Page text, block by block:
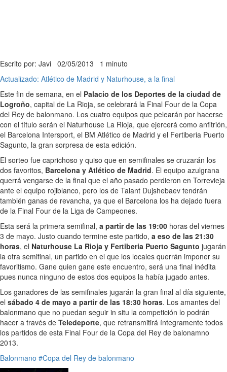
Escrito por: Javi 02/05/2013 1 minuto
Actualizado: Atlético de Madrid y Naturhouse, a la final
Este fin de semana, en el Palacio de los Deportes de la ciudad de
Logroño, capital de La Rioja, se celebrará la Final Four de la Copa
del Rey de balonmano. Los cuatro equipos que pelearán por hacerse
con el título serán el Naturhouse La Rioja, que ejercerá como anfitrión,
el Barcelona Intersport, el BM Atlético de Madrid y el Fertiberia Puerto
Sagunto, la gran sorpresa de esta edición.
El sorteo fue caprichoso y quiso que en semifinales se cruzarán los
dos favoritos, Barcelona y Atlético de Madrid. El equipo azulgrana
querrá vengarse de la final que el año pasado perdieron en Torrevieja
ante el equipo rojiblanco, pero los de Talant Dujshebaev tendrán
también ganas de revancha, ya que el Barcelona los ha dejado fuera
de la Final Four de la Liga de Campeones.
Esta será la primera semifinal, a partir de las 19:00 horas del viernes
3 de mayo. Justo cuando termine este partido, a eso de las 21:30
horas, el Naturhouse La Rioja y Fertiberia Puerto Sagunto jugarán
la otra semifinal, un partido en el que los locales querrán imponer su
favoritismo. Gane quien gane este encuentro, será una final inédita
pues nunca ninguno de estos dos equipos la había jugado antes.
Los ganadores de las semifinales jugarán la gran final al día siguiente,
el sábado 4 de mayo a partir de las 18:30 horas. Los amantes del
balonmano que no puedan seguir in situ la competición lo podrán
hacer a través de Teledeporte, que retransmitirá íntegramente todos
los partidos de esta Final Four de la Copa del Rey de balonamno
2013.
Balonmano #Copa del Rey de balonmano